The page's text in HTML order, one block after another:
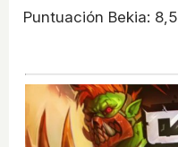
Puntuación Bekia: 8,5